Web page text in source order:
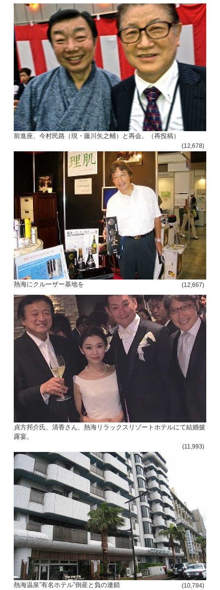
前進座、今村民路（現・藤川矢之輔）と再会。（再投稿）
(12,678)
熱海にクルーザー基地を (12,667)
貞方邦介氏、清香さん、熱海リラックスリゾートホテルにて結婚披
露宴。
(11,993)
熱海温泉”有名ホテル”倒産と負の連鎖 (10,784)